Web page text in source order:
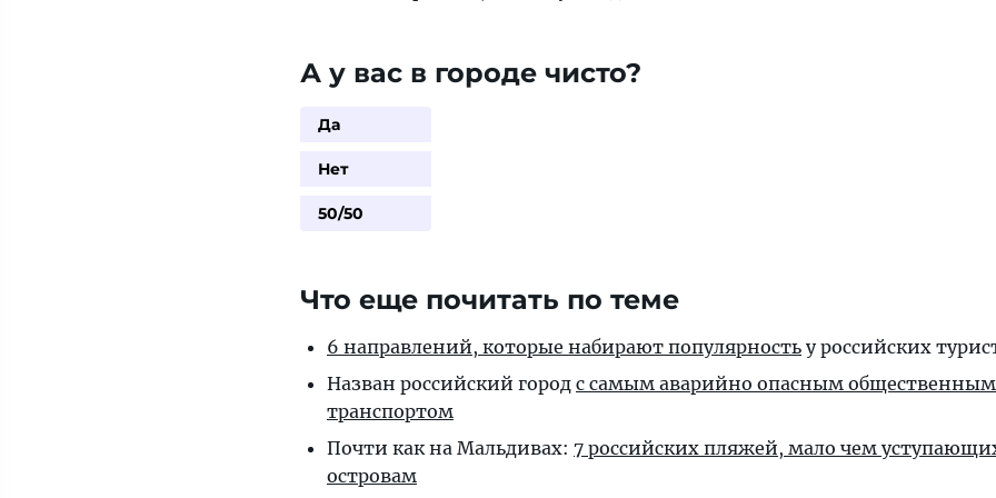
А у вас в городе чисто?
Да
Нет
50/50
Что еще почитать по теме
6 направлений, которые набирают популярность у российских
Назван российский город с самым аварийно опасным общественным
транспортом
Почти как на Мальдивах: 7 российских пляжей, мало чем
островам